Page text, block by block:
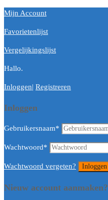
Mijn Account
Favorietenlijst
Vergelijkingslijst
Hallo.
Inloggen| Registreren
Inloggen
Gebruikersnaam*
Wachtwoord*
Wachtwoord vergeten?
Nieuw account aanmaken?